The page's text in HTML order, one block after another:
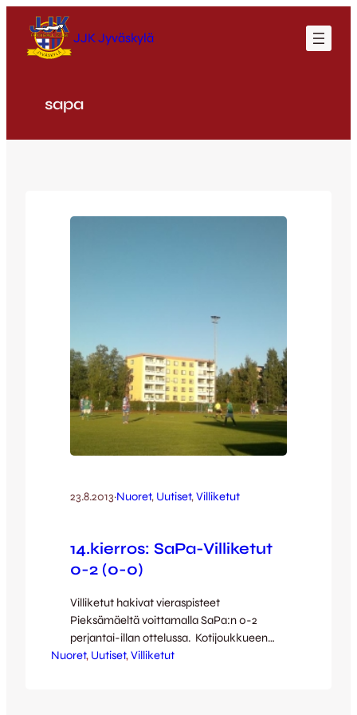
sisältöön
JJK Jyväskylä
sapa
23.8.2013·Nuoret, Uutiset, Villiketut
14.kierros: SaPa-Villiketut
0-2 (0-0)
Villiketut hakivat vieraspisteet
Pieksämäeltä voittamalla SaPa:n 0-2
perjantai-illan ottelussa. Kotijoukkueen
illan paras paikka nähtiin ottelun alussa,
Nuoret, Uutiset, Villiketut